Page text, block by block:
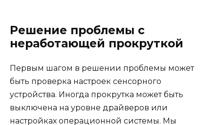
Решение проблемы с
неработающей прокруткой
Первым шагом в решении проблемы может
быть проверка настроек сенсорного
устройства. Иногда прокрутка может быть
выключена на уровне драйверов или
настройках операционной системы. Мы